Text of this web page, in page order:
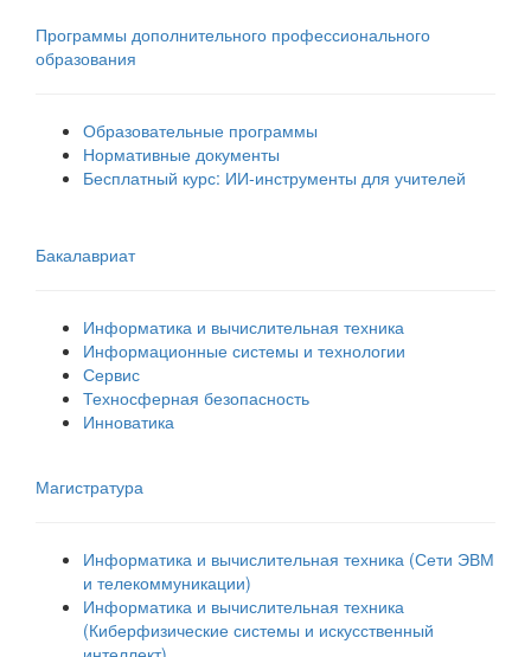
Программы дополнительного профессионального
образования
Образовательные программы
Нормативные документы
Бесплатный курс: ИИ‑инструменты для учителей
Бакалавриат
Информатика и вычислительная техника
Информационные системы и технологии
Сервис
Техносферная безопасность
Инноватика
Магистратура
Информатика и вычислительная техника (Сети ЭВМ
и телекоммуникации)
Информатика и вычислительная техника
(Киберфизические системы и искусственный